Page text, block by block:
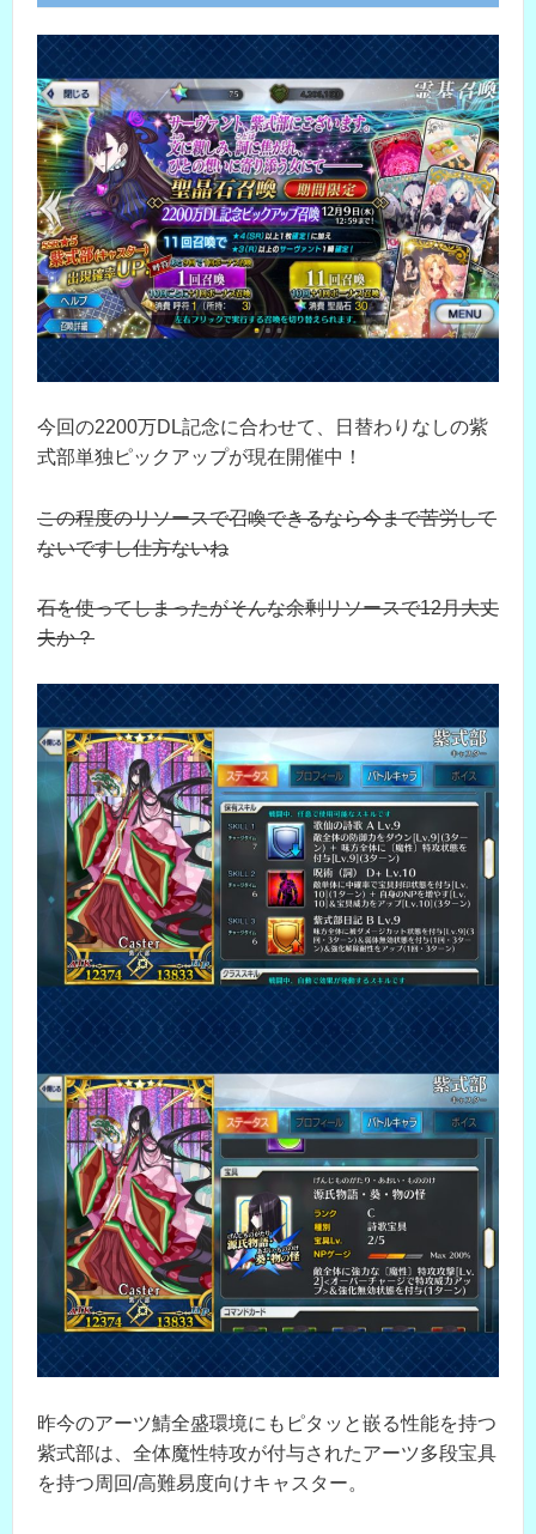
今回の2200万DL記念に合わせて、日替わりなしの紫
式部単独ピックアップが現在開催中！
この程度のリソースで召喚できるなら今まで苦労して
ないですし仕方ないね
石を使ってしまったがそんな余剰リソースで12月大丈
夫か？
昨今のアーツ鯖全盛環境にもピタッと嵌る性能を持つ
紫式部は、全体魔性特攻が付与されたアーツ多段宝具
を持つ周回/高難易度向けキャスター。